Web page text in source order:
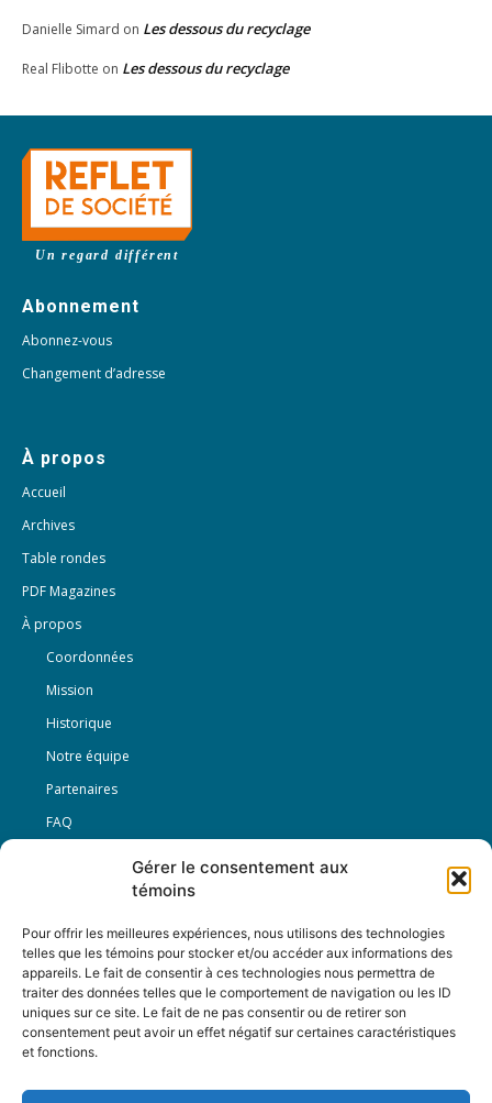
Gérer le consentement aux
témoins
Pour offrir les meilleures expériences, nous utilisons des technologies
telles que les témoins pour stocker et/ou accéder aux informations des
appareils. Le fait de consentir à ces technologies nous permettra de
traiter des données telles que le comportement de navigation ou les ID
uniques sur ce site. Le fait de ne pas consentir ou de retirer son
consentement peut avoir un effet négatif sur certaines caractéristiques
et fonctions.
Danielle Simard on Les dessous du recyclage
Real Flibotte on Les dessous du recyclage
Un regard différent
Abonnement
Abonnez-vous
Changement d’adresse
À propos
Accueil
Archives
Table rondes
PDF Magazines
À propos
Coordonnées
Mission
Historique
Notre équipe
Partenaires
FAQ
Conditions générales
Nous Suivre